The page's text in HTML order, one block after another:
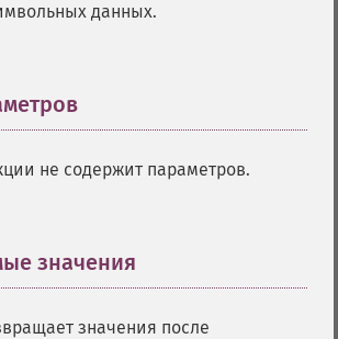
данных.
не содержит параметров.
значения
значения после